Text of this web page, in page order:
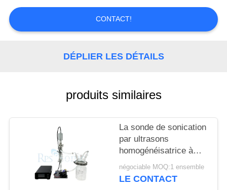
CAS
POLITIQUE
CONFIDENTIALITÉ
CONTACT!
DÉPLIER LES DÉTAILS
produits similaires
La sonde de sonication
par ultrasons
homogénéisatrice à
échelle de laboratoire
négociable MOQ:1 ensemble
LE CONTACT